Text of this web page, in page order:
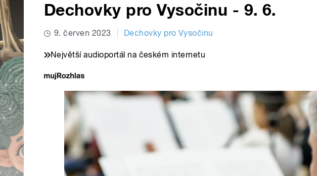
Dechovky pro Vysočinu - 9. 6.
9. červen 2023 Dechovky pro Vysočinu
Největší audioportál na českém internetu